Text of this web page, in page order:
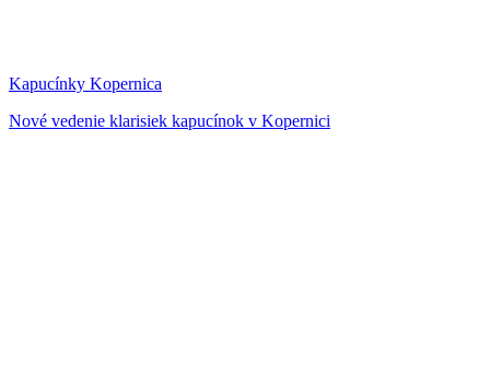
Kapucínky Kopernica
Nové vedenie klarisiek kapucínok v Kopernici